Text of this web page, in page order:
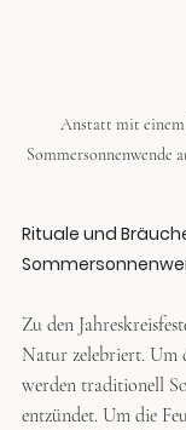
Anstatt mit einem
Sommersonnenwende
Rituale und
Zu den
Natur zelebriert. Um
werden traditionell
entzündet. Um die